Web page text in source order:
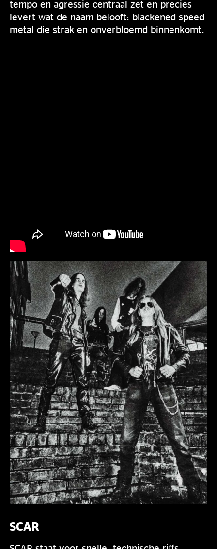
tempo en agressie centraal zet en precies
levert wat de naam belooft: blackened speed
metal die strak en onverbloemd binnenkomt.
SCAR